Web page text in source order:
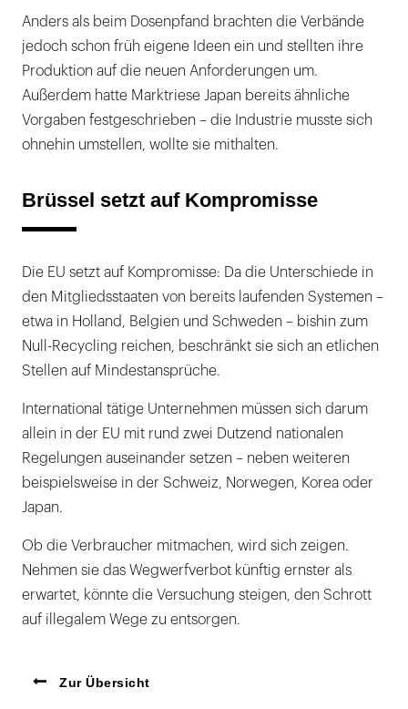
Anders als beim Dosenpfand brachten die Verbände
jedoch schon früh eigene Ideen ein und stellten ihre
Produktion auf die neuen Anforderungen um.
Außerdem hatte Marktriese Japan bereits ähnliche
Vorgaben festgeschrieben – die Industrie musste sich
ohnehin umstellen, wollte sie mithalten.
Brüssel setzt auf Kompromisse
Die EU setzt auf Kompromisse: Da die Unterschiede in
den Mitgliedsstaaten von bereits laufenden Systemen –
etwa in Holland, Belgien und Schweden – bishin zum
Null-Recycling reichen, beschränkt sie sich an etlichen
Stellen auf Mindestansprüche.
International tätige Unternehmen müssen sich darum
allein in der EU mit rund zwei Dutzend nationalen
Regelungen auseinander setzen – neben weiteren
beispielsweise in der Schweiz, Norwegen, Korea oder
Japan.
Ob die Verbraucher mitmachen, wird sich zeigen.
Nehmen sie das Wegwerfverbot künftig ernster als
erwartet, könnte die Versuchung steigen, den Schrott
auf illegalem Wege zu entsorgen.
Zur Übersicht